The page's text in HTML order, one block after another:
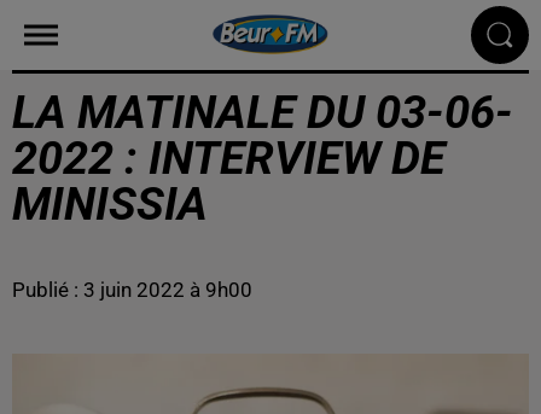
LA MATINALE DU 03-06-
2022 : INTERVIEW DE
MINISSIA
Publié : 3 juin 2022 à 9h00